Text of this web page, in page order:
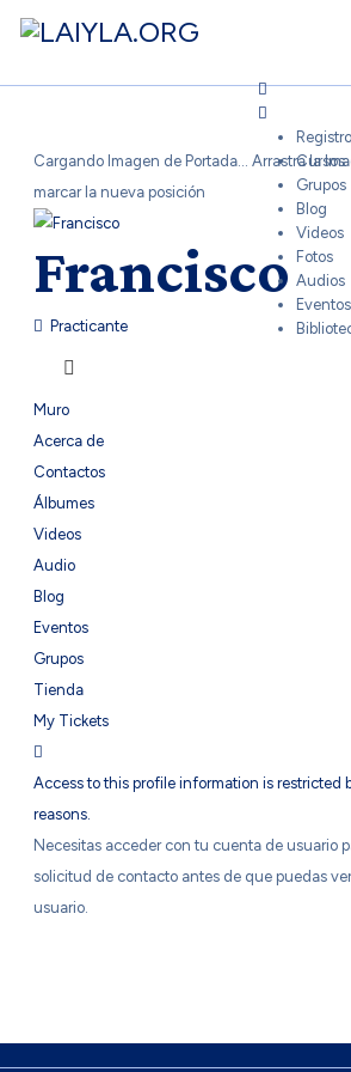
Sign In
Cursos
Grupos
Blog
Videos
Fotos
Audios
Eventos
Cargando Imagen de Portada... Arrastra la
marcar la nueva posición
Francisco
Practicante
Muro
Acerca de
Contactos
Álbumes
Videos
Audio
Blog
Eventos
Grupos
Tienda
My Tickets
Access to this profile information is restricted
reasons.
Necesitas acceder con tu cuenta de usuario
solicitud de contacto antes de que puedas
usuario.